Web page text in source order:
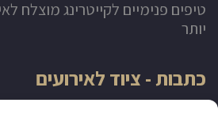
טיפים פנימיים לקייטרינג מוצלח
יותר
כתבות - ציוד לאירועים